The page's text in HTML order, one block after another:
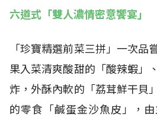
六道式「雙人濃情密意饗宴」
「珍寶精選前菜三拼」一次品
果入菜清爽酸甜的「酸辣蝦」
炸，外酥內軟的「荔茸鮮干貝
的零食「鹹蛋金沙魚皮」，